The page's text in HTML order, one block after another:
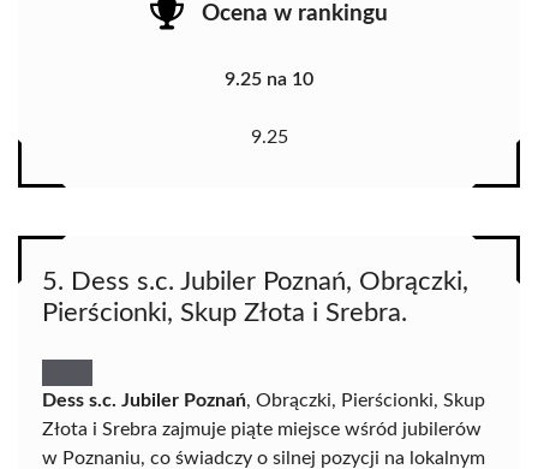
Ocena w rankingu
9.25 na 10
9.25
5. Dess s.c. Jubiler Poznań, Obrączki,
Pierścionki, Skup Złota i Srebra.
Dess s.c. Jubiler Poznań, Obrączki, Pierścionki, Skup
Złota i Srebra zajmuje piąte miejsce wśród jubilerów
w Poznaniu, co świadczy o silnej pozycji na lokalnym